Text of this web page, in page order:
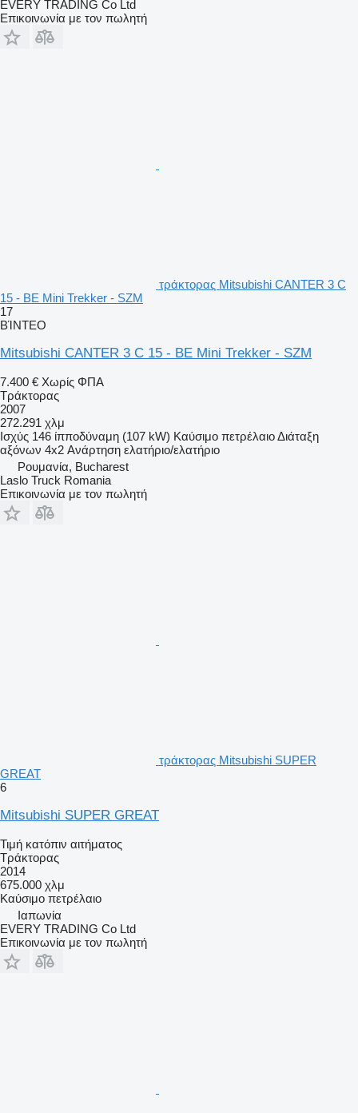
EVERY TRADING Co Ltd
Επικοινωνία με τον πωλητή
τράκτορας Mitsubishi CANTER 3 C
15 - BE Mini Trekker - SZM
17
ΒΊΝΤΕΟ
Mitsubishi CANTER 3 C 15 - BE Mini Trekker - SZM
7.400 € Χωρίς ΦΠΑ
Τράκτορας
2007
272.291 χλμ
Ισχύς 146 ίπποδύναμη (107 kW) Καύσιμο πετρέλαιοΔιάταξη
αξόνων 4x2 Ανάρτηση ελατήριο/ελατήριο
Ρουμανία, Bucharest
Laslo Truck Romania
Επικοινωνία με τον πωλητή
τράκτορας Mitsubishi SUPER
GREAT
6
Mitsubishi SUPER GREAT
Τιμή κατόπιν αιτήματος
Τράκτορας
2014
675.000 χλμ
Καύσιμο πετρέλαιο
Ιαπωνία
EVERY TRADING Co Ltd
Επικοινωνία με τον πωλητή